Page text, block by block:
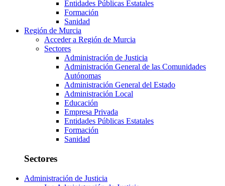
Entidades Públicas Estatales
Formación
Sanidad
Región de Murcia
Acceder a Región de Murcia
Sectores
Administración de Justicia
Administración General de las Comunidades
Autónomas
Administración General del Estado
Administración Local
Educación
Empresa Privada
Entidades Públicas Estatales
Formación
Sanidad
Sectores
Administración de Justicia